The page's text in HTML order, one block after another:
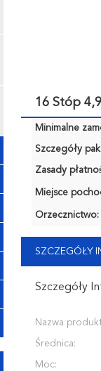
16 Stóp
Minimalne
Szczegóły
Zasady
Miejsce
Orzecznictwo:
SZCZEGÓŁY
Szczegóły
Nazwa
Średnica:
Moc: